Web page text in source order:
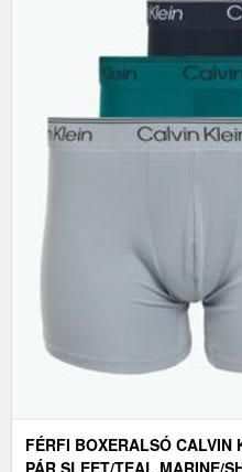
FÉRFI BOXERALSÓ
PÁR SLEET/TEAL MARINE/